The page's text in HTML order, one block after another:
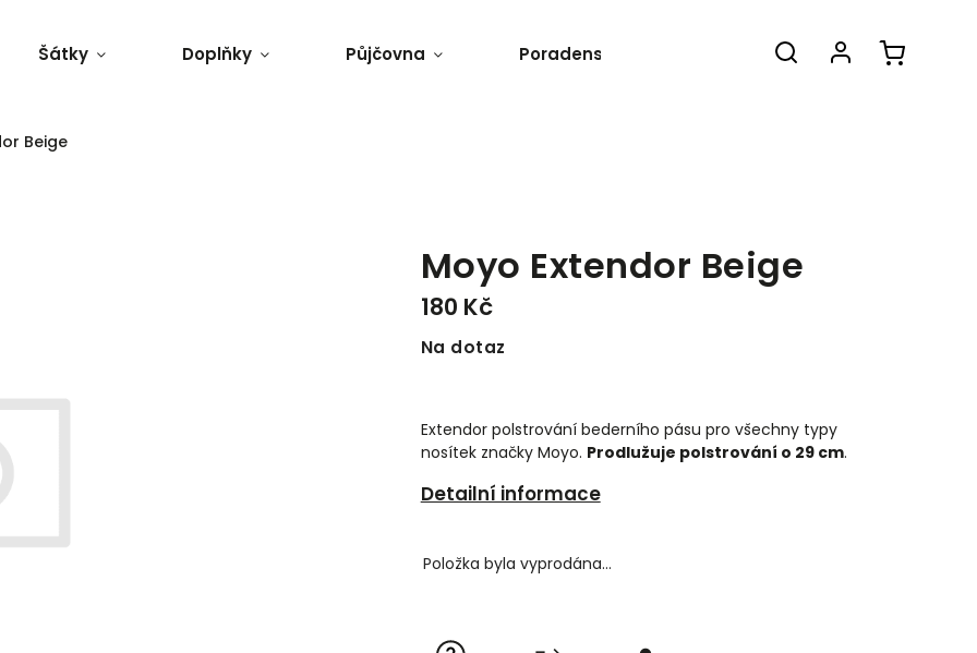
Šátky Doplňky Půjčovna Poradenství O nás
Beige
Moyo Extendor Beige
180 Kč
Na dotaz
Extendor polstrování bederního pásu pro všechny typy
nosítek značky Moyo. Prodlužuje polstrování o 29 cm.
Detailní informace
Položka byla vyprodána…